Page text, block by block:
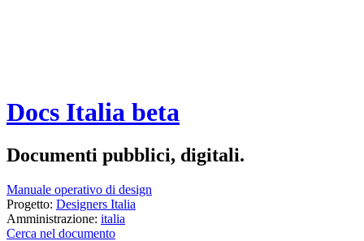
Docs Italia beta
Documenti pubblici, digitali.
Manuale operativo di design
Progetto: Designers Italia
Amministrazione: italia
Cerca nel documento